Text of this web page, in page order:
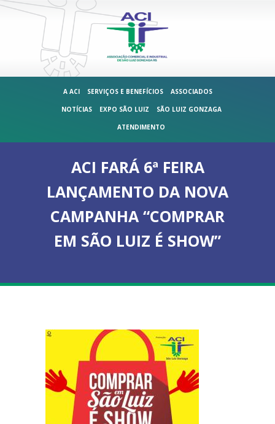
A ACI SERVIÇOS E BENEFÍCIOS ASSOCIADOS
NOTÍCIAS EXPO SÃO LUIZ SÃO LUIZ GONZAGA
ATENDIMENTO
ACI FARÁ 6ª FEIRA
LANÇAMENTO DA NOVA
CAMPANHA “COMPRAR
EM SÃO LUIZ É SHOW”